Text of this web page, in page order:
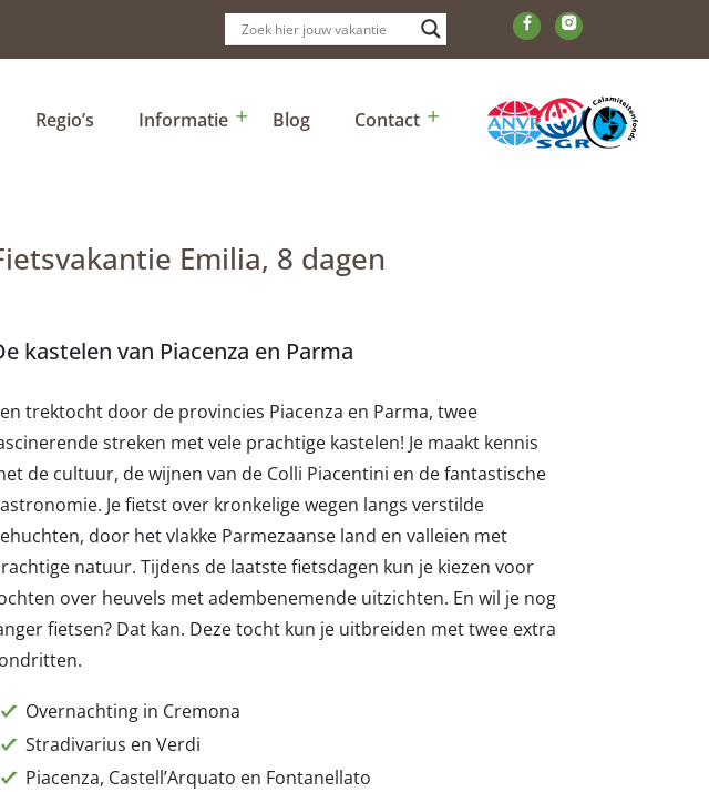
Regio’s Informatie Blog Contact
Emilia, 8 dagen
kastelen van Piacenza en Parma
trektocht door de provincies Piacenza en Parma, twee
streken met vele prachtige kastelen! Je maakt kennis
de cultuur, de wijnen van de Colli Piacentini en de fantastische
Je fietst over kronkelige wegen langs verstilde
door het vlakke Parmezaanse land en valleien met
natuur. Tijdens de laatste fietsdagen kun je kiezen voor
over heuvels met adembenemende uitzichten. En wil je nog
fietsen? Dat kan. Deze tocht kun je uitbreiden met twee extra
Overnachting in Cremona
Stradivarius en Verdi
Piacenza, Castell’Arquato en Fontanellato